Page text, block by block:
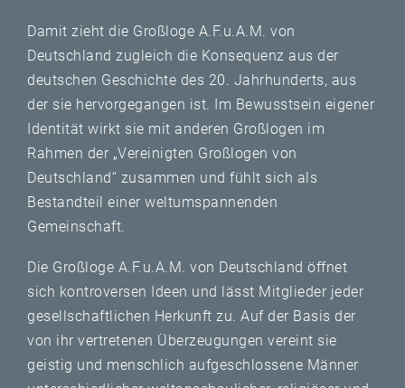
Damit zieht die Großloge A.F.u.A.M. von
Deutschland zugleich die Konsequenz aus der
deutschen Geschichte des 20. Jahrhunderts, aus
der sie hervorgegangen ist. Im Bewusstsein eigener
Identität wirkt sie mit anderen Großlogen im
Rahmen der „Vereinigten Großlogen von
Deutschland“ zusammen und fühlt sich als
Bestandteil einer weltumspannenden
Gemeinschaft.
Die Großloge A.F.u.A.M. von Deutschland öffnet
sich kontroversen Ideen und lässt Mitglieder jeder
gesellschaftlichen Herkunft zu. Auf der Basis der
von ihr vertretenen Überzeugungen vereint sie
geistig und menschlich aufgeschlossene Männer